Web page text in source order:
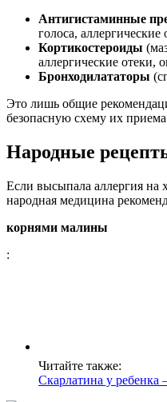
Антигистаминные
голоса, аллергические
Кортикостероиды
аллергические отеки,
Бронходилататоры
Это лишь общие
безопасную схему их
Народные
Если высыпала аллергия на
народная медицина
корнями малины
:
Читайте также:
Скарлатина у ребенка